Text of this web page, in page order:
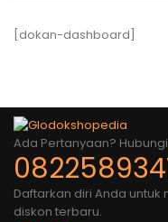
[dokan-dashboard]
Ada Pertanyaan?
Daftarkan diri Anda
diskon terbaru.